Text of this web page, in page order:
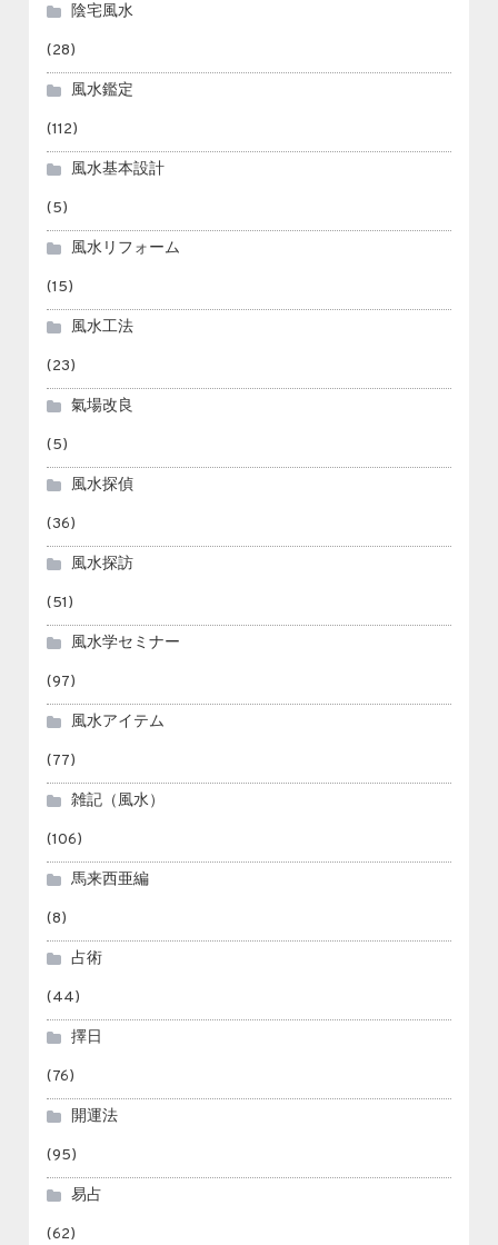
陰宅風水
(28)
風水鑑定
(112)
風水基本設計
(5)
風水リフォーム
(15)
風水工法
(23)
氣場改良
(5)
風水探偵
(36)
風水探訪
(51)
風水学セミナー
(97)
風水アイテム
(77)
雑記（風水）
(106)
馬来西亜編
(8)
占術
(44)
擇日
(76)
開運法
(95)
易占
(62)